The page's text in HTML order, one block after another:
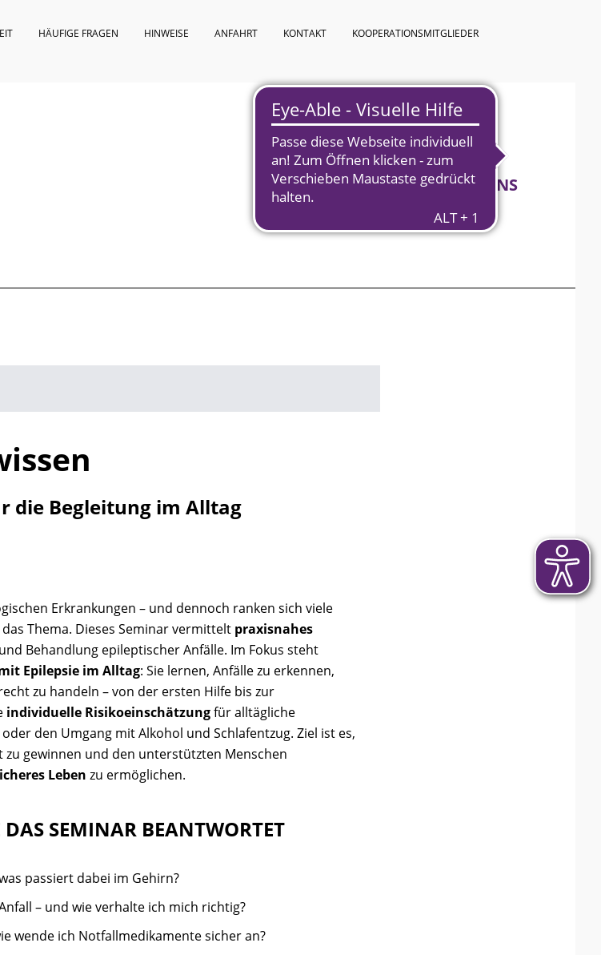
HÄUFIGE FRAGEN HINWEISE ANFAHRT KONTAKT
KOOPERATIONSMITGLIEDER
KURSPROGRAMM ÜBER UNS
die Begleitung im Alltag
Erkrankungen – und dennoch ranken sich viele
Thema. Dieses Seminar vermittelt praxisnahes
Behandlung epileptischer Anfälle. Im Fokus steht
Epilepsie im Alltag: Sie lernen, Anfälle zu erkennen,
zu handeln – von der ersten Hilfe bis zur
individuelle Risikoeinschätzungfür alltägliche
den Umgang mit Alkohol und Schlafentzug. Ziel ist es,
gewinnen und den unterstützten Menschen
Leben zu ermöglichen.
SEMINAR BEANTWORTET
passiert dabei im Gehirn?
– und wie verhalte ich mich richtig?
wende ich Notfallmedikamente sicher an?